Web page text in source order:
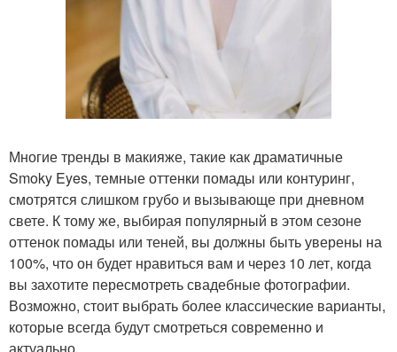
Многие тренды в макияже, такие как драматичные
Smoky Eyes, темные оттенки помады или контуринг,
смотрятся слишком грубо и вызывающе при дневном
свете. К тому же, выбирая популярный в этом сезоне
оттенок помады или теней, вы должны быть уверены на
100%, что он будет нравиться вам и через 10 лет, когда
вы захотите пересмотреть свадебные фотографии.
Возможно, стоит выбрать более классические варианты,
которые всегда будут смотреться современно и
актуально.